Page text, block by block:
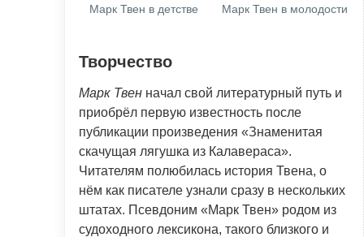
Марк Твен в детстве Марк Твен в молодости
Творчество
Марк Твен начал свой литературный путь и
приобрёл первую известность после
публикации произведения «Знаменитая
скачущая лягушка из Калавераса».
Читателям полюбилась история Твена, о
нём как писателе узнали сразу в нескольких
штатах. Псевдоним «Марк Твен» родом из
судоходного лексикона, такого близкого и